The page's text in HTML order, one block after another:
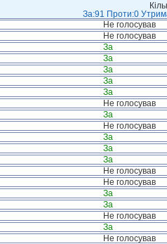
За:91 Проти:0
Не голосував
Не голосував
За
За
За
За
За
Не голосував
За
Не голосував
За
За
За
Не голосував
Не голосував
За
За
Не голосував
За
Не голосував